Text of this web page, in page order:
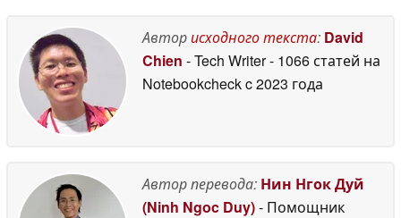
Авторисходного текста: David
Chien - Tech Writer- 1066 статей на
Notebookcheckc 2023 года
Автор перевода: Нин Нгок Дуй
(Ninh Ngoc Duy)- Помощник